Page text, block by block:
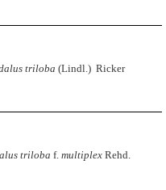
triloba (Lindl.) Ricker
triloba f. multiplexRehd.